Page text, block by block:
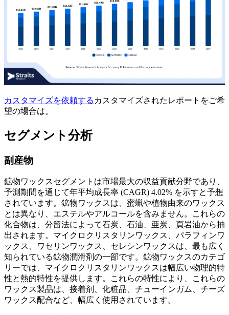
カスタマイズを依頼する カスタマイズされたレポートをご希
望の場合は。
セグメント分析
副産物
鉱物ワックスセグメントは市場最大の収益貢献分野であり、
予測期間を通じて年平均成長率 (CAGR) 4.02% を示すと予想
されています。鉱物ワックスは、蜜蝋や植物由来のワックス
とは異なり、エステルやアルコールを含みません。これらの
化合物は、分留法によって石炭、石油、亜炭、頁岩油から抽
出されます。マイクロクリスタリンワックス、パラフィンワ
ックス、ワセリンワックス、セレシンワックスは、最も広く
知られている鉱物潤滑剤の一部です。鉱物ワックスのカテゴ
リーでは、マイクロクリスタリンワックスは幅広い物理的特
性と熱的特性を提供します。これらの特性により、これらの
ワックス製品は、接着剤、化粧品、チューインガム、チーズ
ワックス配合など、幅広く使用されています。